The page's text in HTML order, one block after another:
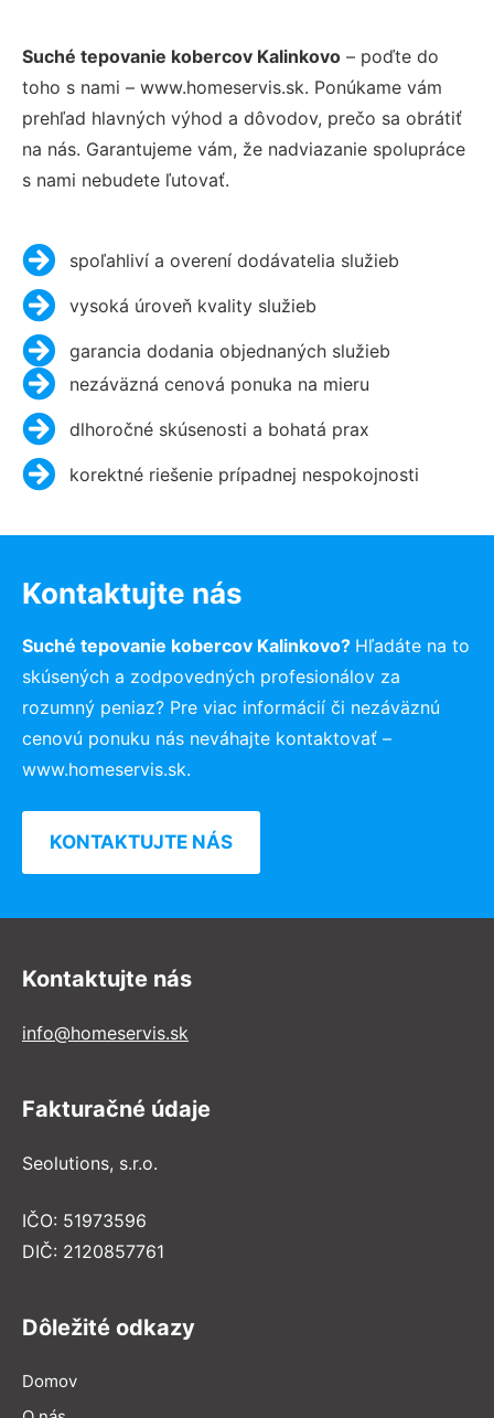
Suché tepovanie kobercov Kalinkovo – poďte do
toho s nami – www.homeservis.sk. Ponúkame vám
prehľad hlavných výhod a dôvodov, prečo sa obrátiť
na nás. Garantujeme vám, že nadviazanie spolupráce
s nami nebudete ľutovať.
spoľahliví a overení dodávatelia služieb
vysoká úroveň kvality služieb
garancia dodania objednaných služieb
nezáväzná cenová ponuka na mieru
dlhoročné skúsenosti a bohatá prax
korektné riešenie prípadnej nespokojnosti
Kontaktujte nás
Suché tepovanie kobercov Kalinkovo? Hľadáte na to
skúsených a zodpovedných profesionálov za
rozumný peniaz? Pre viac informácií či nezáväznú
cenovú ponuku nás neváhajte kontaktovať –
www.homeservis.sk.
KONTAKTUJTE NÁS
Kontaktujte nás
info@homeservis.sk
Fakturačné údaje
Seolutions, s.r.o.
IČO: 51973596
DIČ: 2120857761
Dôležité odkazy
Domov